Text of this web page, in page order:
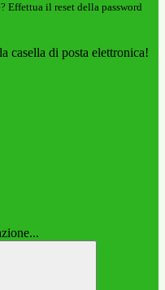
Effettua il reset della password
casella di posta elettronica!